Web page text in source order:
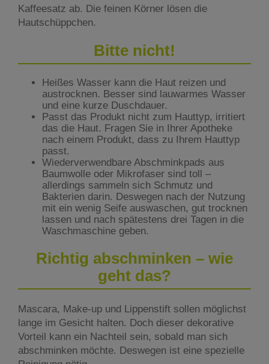
Kaffeesatz ab. Die feinen Körner lösen die
Hautschüppchen.
Bitte nicht!
Heißes Wasser kann die Haut reizen und
austrocknen. Besser sind lauwarmes Wasser
und eine kurze Duschdauer.
Passt das Produkt nicht zum Hauttyp, irritiert
das die Haut. Fragen Sie in Ihrer Apotheke
nach einem Produkt, dass zu Ihrem Hauttyp
passt.
Wiederverwendbare Abschminkpads aus
Baumwolle oder Mikrofaser sind toll –
allerdings sammeln sich Schmutz und
Bakterien darin. Deswegen nach der Nutzung
mit ein wenig Seife auswaschen, gut trocknen
lassen und nach spätestens drei Tagen in die
Waschmaschine geben.
Richtig abschminken – wie
geht das?
Mascara, Make-up und Lippenstift sollen möglichst
lange im Gesicht halten. Doch dieser dekorative
Vorteil kann ein Nachteil sein, sobald man sich
abschminken möchte. Deswegen ist eine spezielle